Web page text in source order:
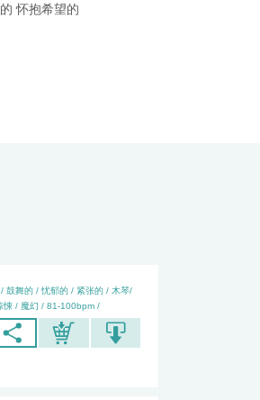
怀抱希望的
鼓舞的 / 忧郁的 / 紧张的 / 木琴/
悚 / 魔幻 / 81-100bpm /